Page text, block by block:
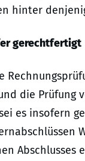
hinter
gerechtfertigt
die
es insofern